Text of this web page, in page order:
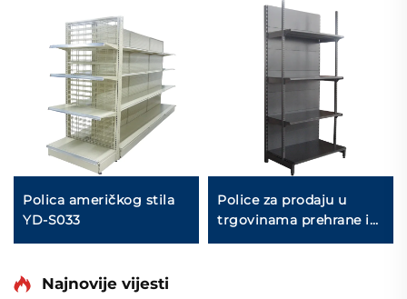
Polica američkog stila
YD-S033
Police za prodaju u
trgovinama prehrane i
konvenijentnim
Najnovije vijesti